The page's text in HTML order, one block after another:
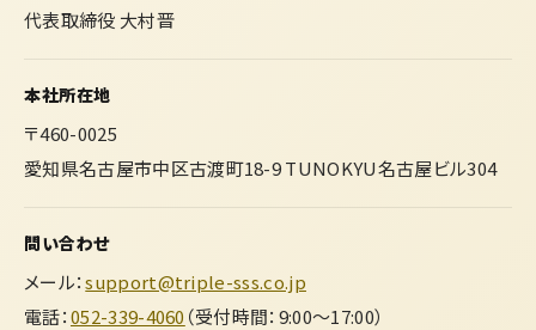
代表取締役 大村晋
本社所在地
〒460-0025
愛知県名古屋市中区古渡町18-9 TUNOKYU名古屋ビル304
問い合わせ
メール：support@triple-sss.co.jp
電話：052-339-4060 （受付時間：9:00〜17:00）